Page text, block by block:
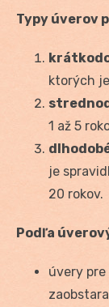
Typy úverov
ktorých
1 až 5
je
20 rokov.
Podľa
úvery